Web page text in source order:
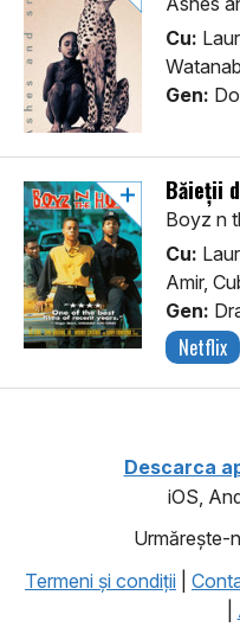
Cu:
Gen:
Băieții
Boyz n
Cu:
Amir,
Gen:
Netflix
Descarca
iOS,
Urmăreşte-
Termeni şi condiţii